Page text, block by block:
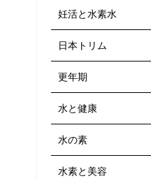
妊活と水素水
日本トリム
更年期
水と健康
水の素
水素と美容